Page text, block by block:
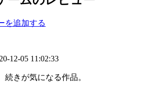
を追加する
12-05 11:02:33
続きが気になる作品。